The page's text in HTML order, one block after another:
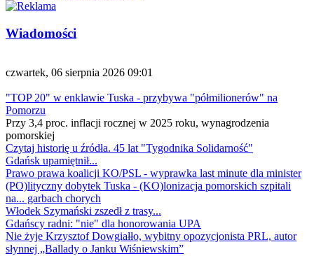
Wiadomości
czwartek, 06 sierpnia 2026 09:01
"TOP 20" w enklawie Tuska - przybywa "półmilionerów" na
Pomorzu
Przy 3,4 proc. inflacji rocznej w 2025 roku, wynagrodzenia
pomorskiej
Czytaj historię u źródła. 45 lat "Tygodnika Solidarność"
Gdańsk upamiętnił...
Prawo prawa koalicji KO/PSL - wyprawka last minute dla minister
(PO)lityczny dobytek Tuska - (KO)lonizacja pomorskich szpitali
na... garbach chorych
Włodek Szymański zszedł z trasy...
Gdańscy radni: "nie" dla honorowania UPA
Nie żyje Krzysztof Dowgiałło, wybitny opozycjonista PRL, autor
słynnej „Ballady o Janku Wiśniewskim”